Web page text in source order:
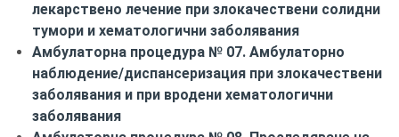
лекарствено лечение при злокачествени солидни
тумори и хематологични заболявания
Амбулаторна процедура № 07. Амбулаторно
наблюдение/диспансеризация при злокачествени
заболявания и при вродени хематологични
заболявания